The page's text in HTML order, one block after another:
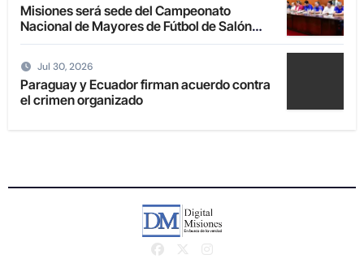
Misiones será sede del Campeonato
Nacional de Mayores de Fútbol de Salón
2027
Jul 30, 2026
Paraguay y Ecuador firman acuerdo contra
el crimen organizado